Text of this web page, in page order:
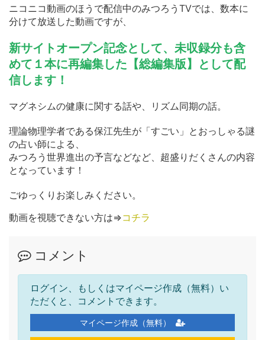
ニコニコ動画のほうで配信中のみつろうTVでは、数本に
分けて放送した動画ですが、
新サイトオープン記念として、未収録分も含
めて１本に再編集した【総編集版】として配
信します！
マグネシムの健康に関する話や、リズム同期の話。
理論物理学者である保江先生が「すごい」とおっしゃる謎
の占い師による、
みつろう世界進出の予言などなど、超盛りだくさんの内容
となっています！
ごゆっくりお楽しみください。
動画を視聴できない方は⇒コチラ
コメント
ログイン、もしくはマイページ作成（無料）い
ただくと、コメントできます。
マイページ作成（無料）